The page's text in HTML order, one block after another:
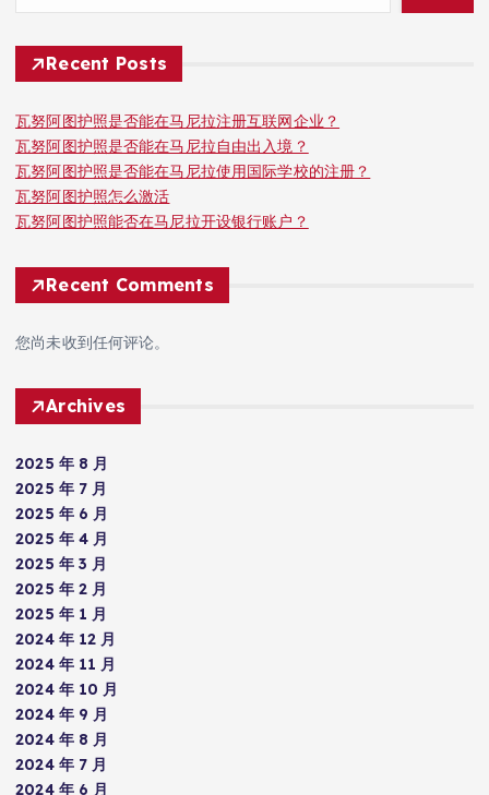
Recent Posts
瓦努阿图护照是否能在马尼拉注册互联网企业？
瓦努阿图护照是否能在马尼拉自由出入境？
瓦努阿图护照是否能在马尼拉使用国际学校的注册？
瓦努阿图护照怎么激活
瓦努阿图护照能否在马尼拉开设银行账户？
Recent Comments
您尚未收到任何评论。
Archives
2025 年 8 月
2025 年 7 月
2025 年 6 月
2025 年 4 月
2025 年 3 月
2025 年 2 月
2025 年 1 月
2024 年 12 月
2024 年 11 月
2024 年 10 月
2024 年 9 月
2024 年 8 月
2024 年 7 月
2024 年 6 月